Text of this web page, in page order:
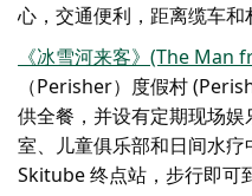
心，交通便利，距离缆车和
《冰雪河来客》(The Man
（Perisher）度假村
供全餐，并设有定期现场
室、儿童俱乐部和日间水
Skitube 终点站，步行即可